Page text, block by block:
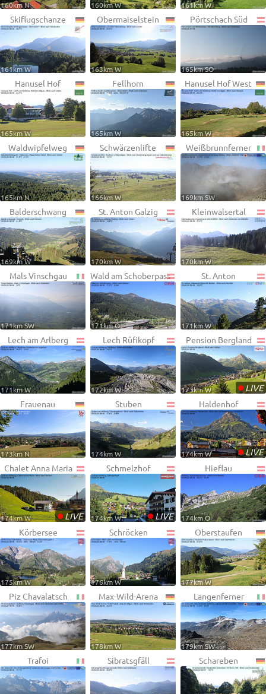
160km N 160km W 161km W
Skiflugschanze
161km W
Obermaiselstein
163km W
Pörtschach Süd
165km SO
Hanusel Hof
165km W
Fellhorn
165km W
Hanusel Hof West
165km W
Waldwipfelweg
165km N
Schwärzenlifte
166km W
Weißbrunnferner
169km SW
Balderschwang
169km W
St. Anton Galzig
170km W
Kleinwalsertal
170km W
Mals Vinschgau
171km SW
Wald am Schoberpass
171km O
St. Anton
171km W
Lech am Arlberg
171km W
Lech Rüfikopf
172km W
Pension Bergland
•LIVE
173km W
Frauenau
173km N
Stuben
174km W
Haldenhof
•LIVE
174km W
Chalet Anna Maria
•LIVE
174km W
Schmelzhof
•LIVE
174km W
Hieflau
174km O
Körbersee
175km W
Schröcken
176km W
Oberstaufen
177km W
Piz Chavalatsch
177km SW
Max-Wild-Arena
178km W
Langenferner
179km SW
Trafoi Sibratsgfäll Schareben